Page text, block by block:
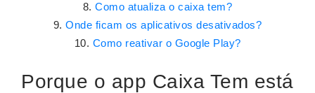
Como atualiza o caixa tem?
Onde ficam os aplicativos desativados?
Como reativar o Google Play?
Porque o app Caixa Tem está